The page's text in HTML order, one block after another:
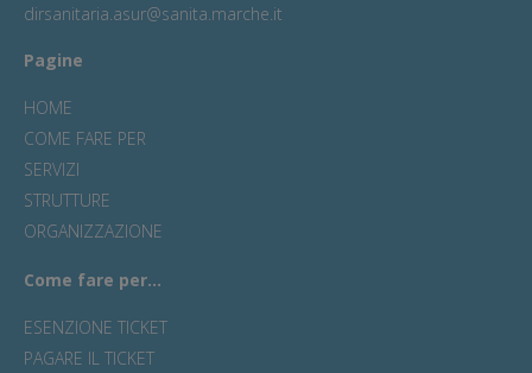
dirsanitaria.asur@sanita.marche.it
Pagine
HOME
COME FARE PER
SERVIZI
STRUTTURE
ORGANIZZAZIONE
Come fare per...
ESENZIONE TICKET
PAGARE IL TICKET